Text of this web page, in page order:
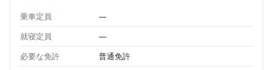
乗車定員
—
就寝定員
—
必要な免許
普通免許